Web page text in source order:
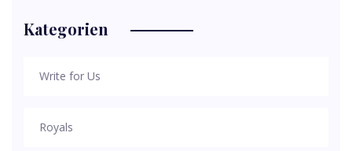
Kategorien
Write for Us
Royals